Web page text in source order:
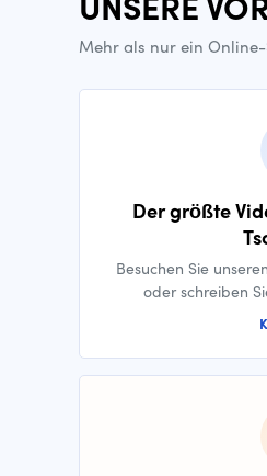
Mehr als nur ein
Der größte
Besuchen Sie
oder schreiben